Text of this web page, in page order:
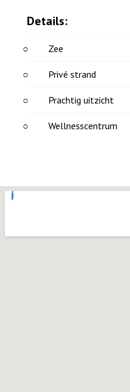
Details:
Zee
Privé strand
Prachtig uitzicht
Wellnesscentrum